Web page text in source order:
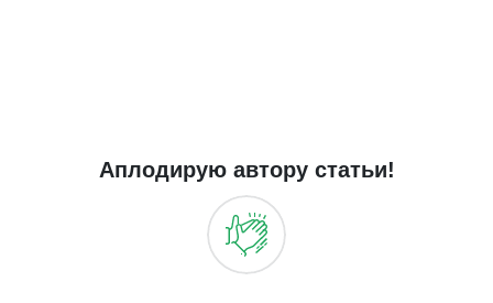
Аплодирую автору статьи!